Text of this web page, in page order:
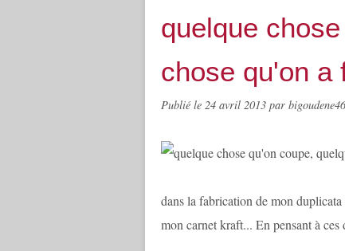
quelque
chose qu'on a
Publié le 24 avril 2013 par bigoudene46
dans la fabrication de mon
mon carnet kraft... En pensant à